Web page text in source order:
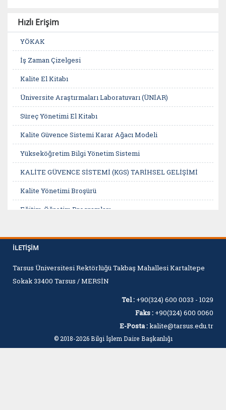
Hızlı Erişim
YÖKAK
İş Zaman Çizelgesi
Kalite El Kitabı
Üniversite Araştırmaları Laboratuvarı (ÜNİAR)
Süreç Yönetimi El Kitabı
Kalite Güvence Sistemi Karar Ağacı Modeli
Yükseköğretim Bilgi Yönetim Sistemi
KALİTE GÜVENCE SİSTEMİ (KGS) TARİHSEL GELİŞİMİ
Kalite Yönetimi Broşürü
Eğitim-Öğretim Programları
Türkiye Yeterlilikler Çerçevesi (TYÇ)
İLETIŞIM
Tarsus Üniversitesi Rektörlüğü Takbaş Mahallesi Kartaltepe
Sokak 33400 Tarsus / MERSİN
Tel : +90(324) 600 0033 - 1029
Faks : +90(324) 600 0060
E-Posta :kalite@tarsus.edu.tr
© 2018-2026 Bilgi İşlem Daire Başkanlığı